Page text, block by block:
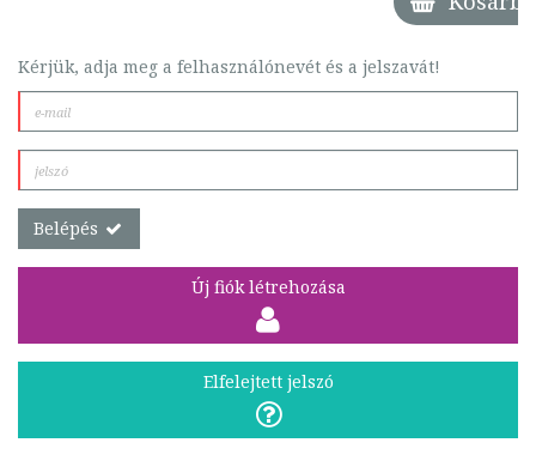
Kérjük, adja meg a felhasználónevét és a jelszavát!
Belépés
Új fiók létrehozása
Elfelejtett jelszó